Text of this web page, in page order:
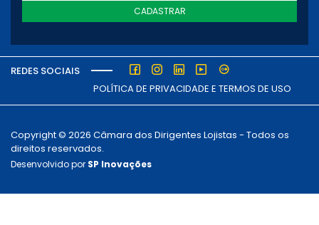
CADASTRAR
REDES SOCIAIS
POLÍTICA DE PRIVACIDADE E TERMOS DE USO
Copyright © 2026 Câmara dos Dirigentes Lojistas - Todos os
direitos reservados.
Desenvolvido por SP Inovações